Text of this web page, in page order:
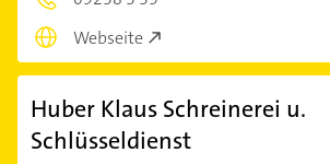
Webseite
Huber Klaus Schreinerei u.
Schlüsseldienst